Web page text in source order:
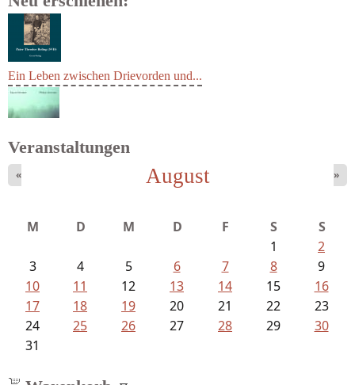
Ein Leben zwischen Drievorden und...
Veranstaltungen
August
« »
M D M D F S
S
1
2
3
4 5 6 7 8
9
10
11 12 13 14 15
16
17
18 19 20 21 22
23
24
25 26 27 28 29
30
31